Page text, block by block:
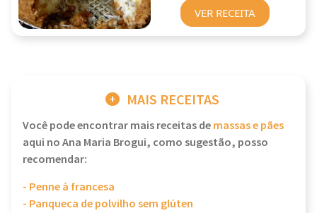
VER RECEITA
MAIS RECEITAS
Você pode encontrar mais receitas demassas e pães
aqui no Ana Maria Brogui, como sugestão, posso
recomendar:
- Penne à francesa
- Panqueca de polvilho sem glúten